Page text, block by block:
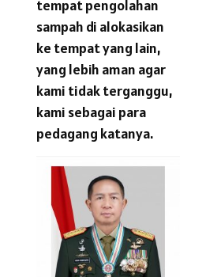
tempat pengolahan
sampah di alokasikan
ke tempat yang lain,
yang lebih aman agar
kami tidak terganggu,
kami sebagai para
pedagang katanya.